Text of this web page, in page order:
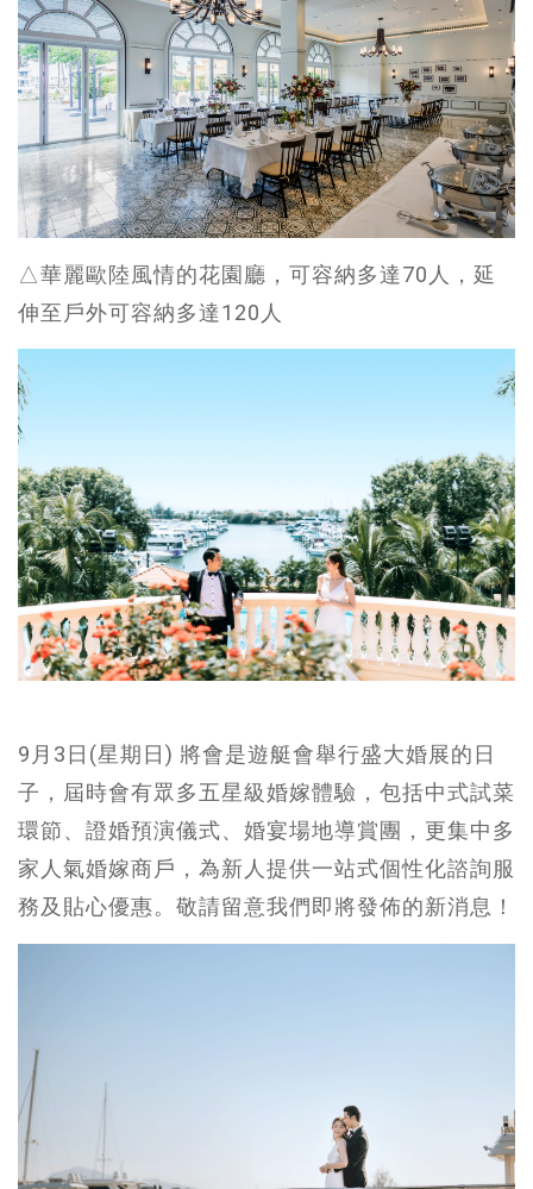
△華麗歐陸風情的花園廳，可容納多達70人，延
伸至戶外可容納多達120人
9月3日(星期日) 將會是遊艇會舉行盛大婚展的日
子，屆時會有眾多五星級婚嫁體驗，包括中式試菜
環節、證婚預演儀式、婚宴場地導賞團，更集中多
家人氣婚嫁商戶，為新人提供一站式個性化諮詢服
務及貼心優惠。敬請留意我們即將發佈的新消息！